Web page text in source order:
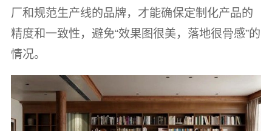
厂和规范生产线的品牌，才能确保定制化产品的
精度和一致性，避免“效果图很美，落地很骨感”的
情况。